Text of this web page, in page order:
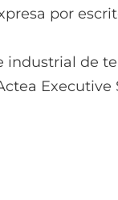
por
de
Executive